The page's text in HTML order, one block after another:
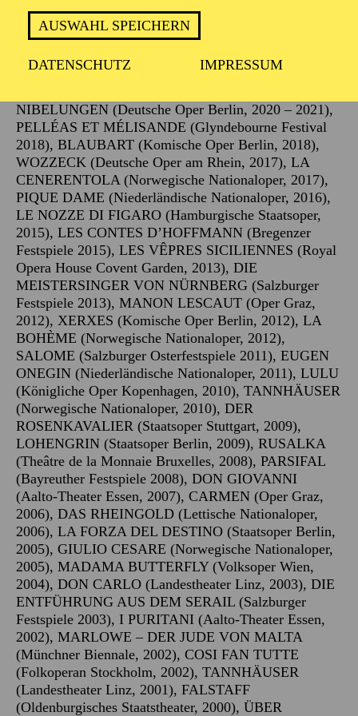
AUSWAHL SPEICHERN
DATENSCHUTZ IMPRESSUM
Zu seinen Inszenierungen zählen u. a. THEODORA
(MusikTheater an der Wien, 2023), AMAHL UND DIE
NÄCHTLICHEN BESUCHER (MusikTheater an der
Wien, 2022), DAS SCHLAUE FÜCHSLEIN
(MusikTheater an der Wien, 2022), PETER GRIMES
NIBELUNGEN (Deutsche Oper Berlin, 2020 – 2021),
PELLÉAS ET MÉLISANDE (Glyndebourne Festival
2018), BLAUBART (Komische Oper Berlin, 2018),
WOZZECK (Deutsche Oper am Rhein, 2017), LA
CENERENTOLA (Norwegische Nationaloper, 2017),
PIQUE DAME (Niederländische Nationaloper, 2016),
LE NOZZE DI FIGARO (Hamburgische Staatsoper,
2015), LES CONTES D’HOFFMANN (Bregenzer
Festspiele 2015), LES VÊPRES SICILIENNES (Royal
Opera House Covent Garden, 2013), DIE
MEISTERSINGER VON NÜRNBERG (Salzburger
Festspiele 2013), MANON LESCAUT (Oper Graz,
2012), XERXES (Komische Oper Berlin, 2012), LA
BOHÈME (Norwegische Nationaloper, 2012),
SALOME (Salzburger Osterfestspiele 2011), EUGEN
ONEGIN (Niederländische Nationaloper, 2011), LULU
(Königliche Oper Kopenhagen, 2010), TANNHÄUSER
(Norwegische Nationaloper, 2010), DER
ROSENKAVALIER (Staatsoper Stuttgart, 2009),
LOHENGRIN (Staatsoper Berlin, 2009), RUSALKA
(Theâtre de la Monnaie Bruxelles, 2008), PARSIFAL
(Bayreuther Festspiele 2008), DON GIOVANNI
(Aalto-Theater Essen, 2007), CARMEN (Oper Graz,
2006), DAS RHEINGOLD (Lettische Nationaloper,
2006), LA FORZA DEL DESTINO (Staatsoper Berlin,
2005), GIULIO CESARE (Norwegische Nationaloper,
2005), MADAMA BUTTERFLY (Volksoper Wien,
2004), DON CARLO (Landestheater Linz, 2003), DIE
ENTFÜHRUNG AUS DEM SERAIL (Salzburger
Festspiele 2003), I PURITANI (Aalto-Theater Essen,
2002), MARLOWE – DER JUDE VON MALTA
(Münchner Biennale, 2002), COSI FAN TUTTE
(Folkoperan Stockholm, 2002), TANNHÄUSER
(Landestheater Linz, 2001), FALSTAFF
(Oldenburgisches Staatstheater, 2000), ÜBER